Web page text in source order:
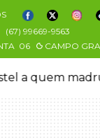
(67) 99669-9563
06 CAMPO
a quem